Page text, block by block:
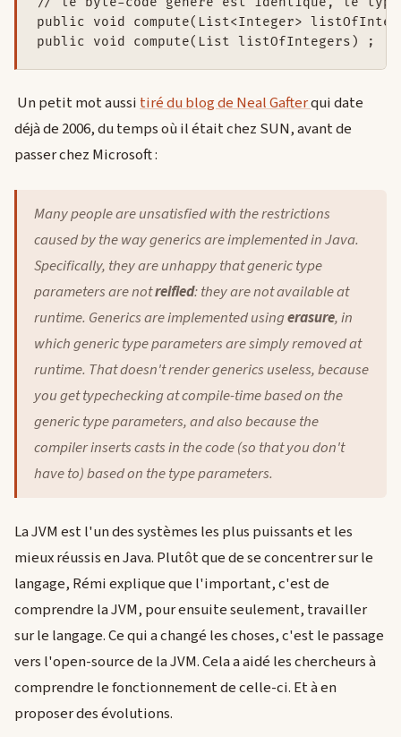
public void compute(List<Integer>
public void compute(List listOfIntegers) ;
Un petit mot aussi tiré du blog de Neal Gafterqui date
déjà de 2006, du temps où il était chez SUN, avant de
passer chez Microsoft :
Many people are unsatisfied with the restrictions
caused by the way generics are implemented in Java.
Specifically, they are unhappy that generic type
parameters are notreified: they are not available at
runtime. Generics are implemented usingerasure, in
which generic type parameters are simply removed at
runtime. That doesn't render generics useless, because
you get typechecking at compile-time based on the
generic type parameters, and also because the
compiler inserts casts in the code (so that you don't
have to) based on the type parameters.
La JVM est l'un des systèmes les plus puissants et les
mieux réussis en Java. Plutôt que de se concentrer sur le
langage, Rémi explique que l'important, c'est de
comprendre la JVM, pour ensuite seulement, travailler
sur le langage. Ce qui a changé les choses, c'est le passage
vers l'open-source de la JVM. Cela a aidé les chercheurs à
comprendre le fonctionnement de celle-ci. Et à en
proposer des évolutions.